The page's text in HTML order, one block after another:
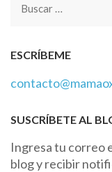
Buscar:
ESCRÍBEME
SUSCRÍBETE AL
Ingresa tu correo
blog y recibir